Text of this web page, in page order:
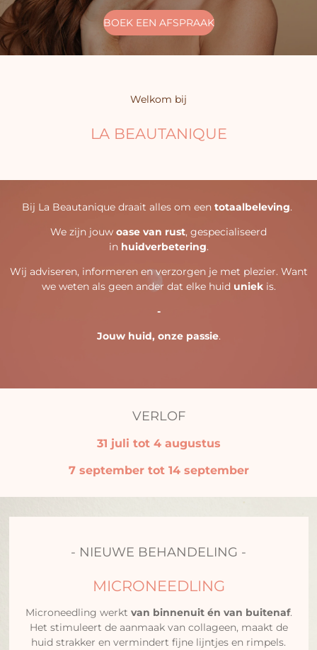
BOEK EEN AFSPRAAK
Welkom bij
LA BEAUTANIQUE
Bij La Beautanique draait alles om een totaalbeleving.
We zijn jouw oase van rust, gespecialiseerd
in huidverbetering.
Wij adviseren, informeren en verzorgen je met plezier. Want
we weten als geen ander dat elke huid uniekis.
-
Jouw huid, onze passie.
VERLOF
31 juli tot 4 augustus
7 september tot 14 september
- NIEUWE BEHANDELING -
MICRONEEDLING
Microneedling werkt van binnenuit én van buitenaf.
Het stimuleert de aanmaak van collageen, maakt de
huid strakker en vermindert fijne lijntjes en rimpels.